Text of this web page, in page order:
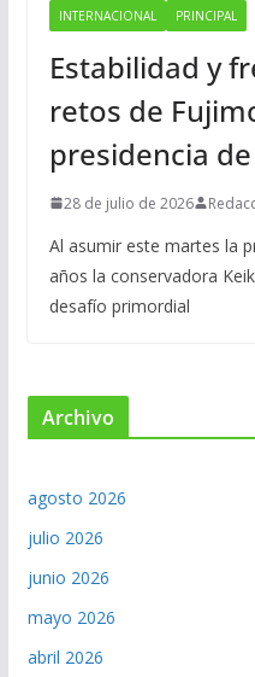
INTERNACIONAL PRINCIPAL
Estabilidad y
retos de
presidencia
28 de julio de 2026
Al asumir este martes la
años la conservadora
desafío primordial
Archivo
agosto 2026
julio 2026
junio 2026
mayo 2026
abril 2026